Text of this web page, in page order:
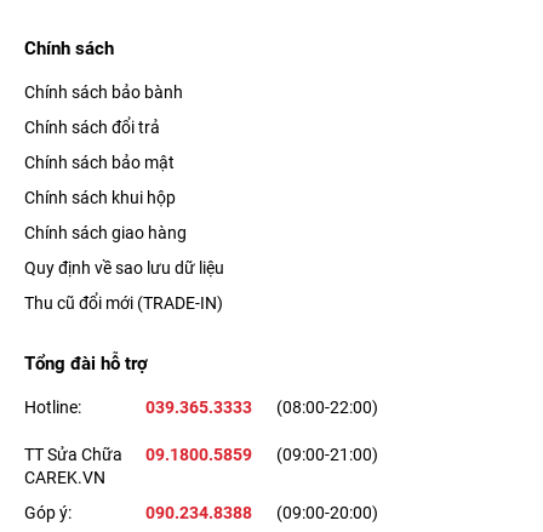
Chính sách
Chính sách bảo bành
Chính sách đổi trả
Chính sách bảo mật
Chính sách khui hộp
Chính sách giao hàng
Quy định về sao lưu dữ liệu
Thu cũ đổi mới (TRADE-IN)
Tổng đài hỗ trợ
Hotline: 039.365.3333 (08:00-22:00)
TT Sửa Chữa
CAREK.VN
09.1800.5859 (09:00-21:00)
Góp ý: 090.234.8388 (09:00-20:00)